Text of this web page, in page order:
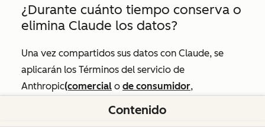
¿Durante cuánto tiempo conserva o
elimina Claude los datos?
Una vez compartidos sus datos con Claude, se
aplicarán los Términos del servicio de
Anthropic(comercial o de consumidor,
Contenido